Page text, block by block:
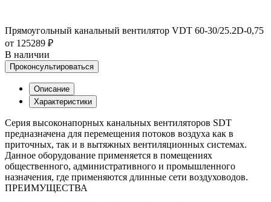
Прямоугольный канальный вентилятор VDT 60-30/25.2D-0,75
от 125289 ₽
В наличии
Проконсультироваться
Описание
Характеристики
Серия высоконапорных канальных вентиляторов SDT
предназначена для перемещения потоков воздуха как в
приточных, так и в вытяжных вентиляционных системах.
Данное оборудование применяется в помещениях
общественного, административного и промышленного
назначения, где применяются длинные сети воздуховодов.
ПРЕИМУЩЕСТВА